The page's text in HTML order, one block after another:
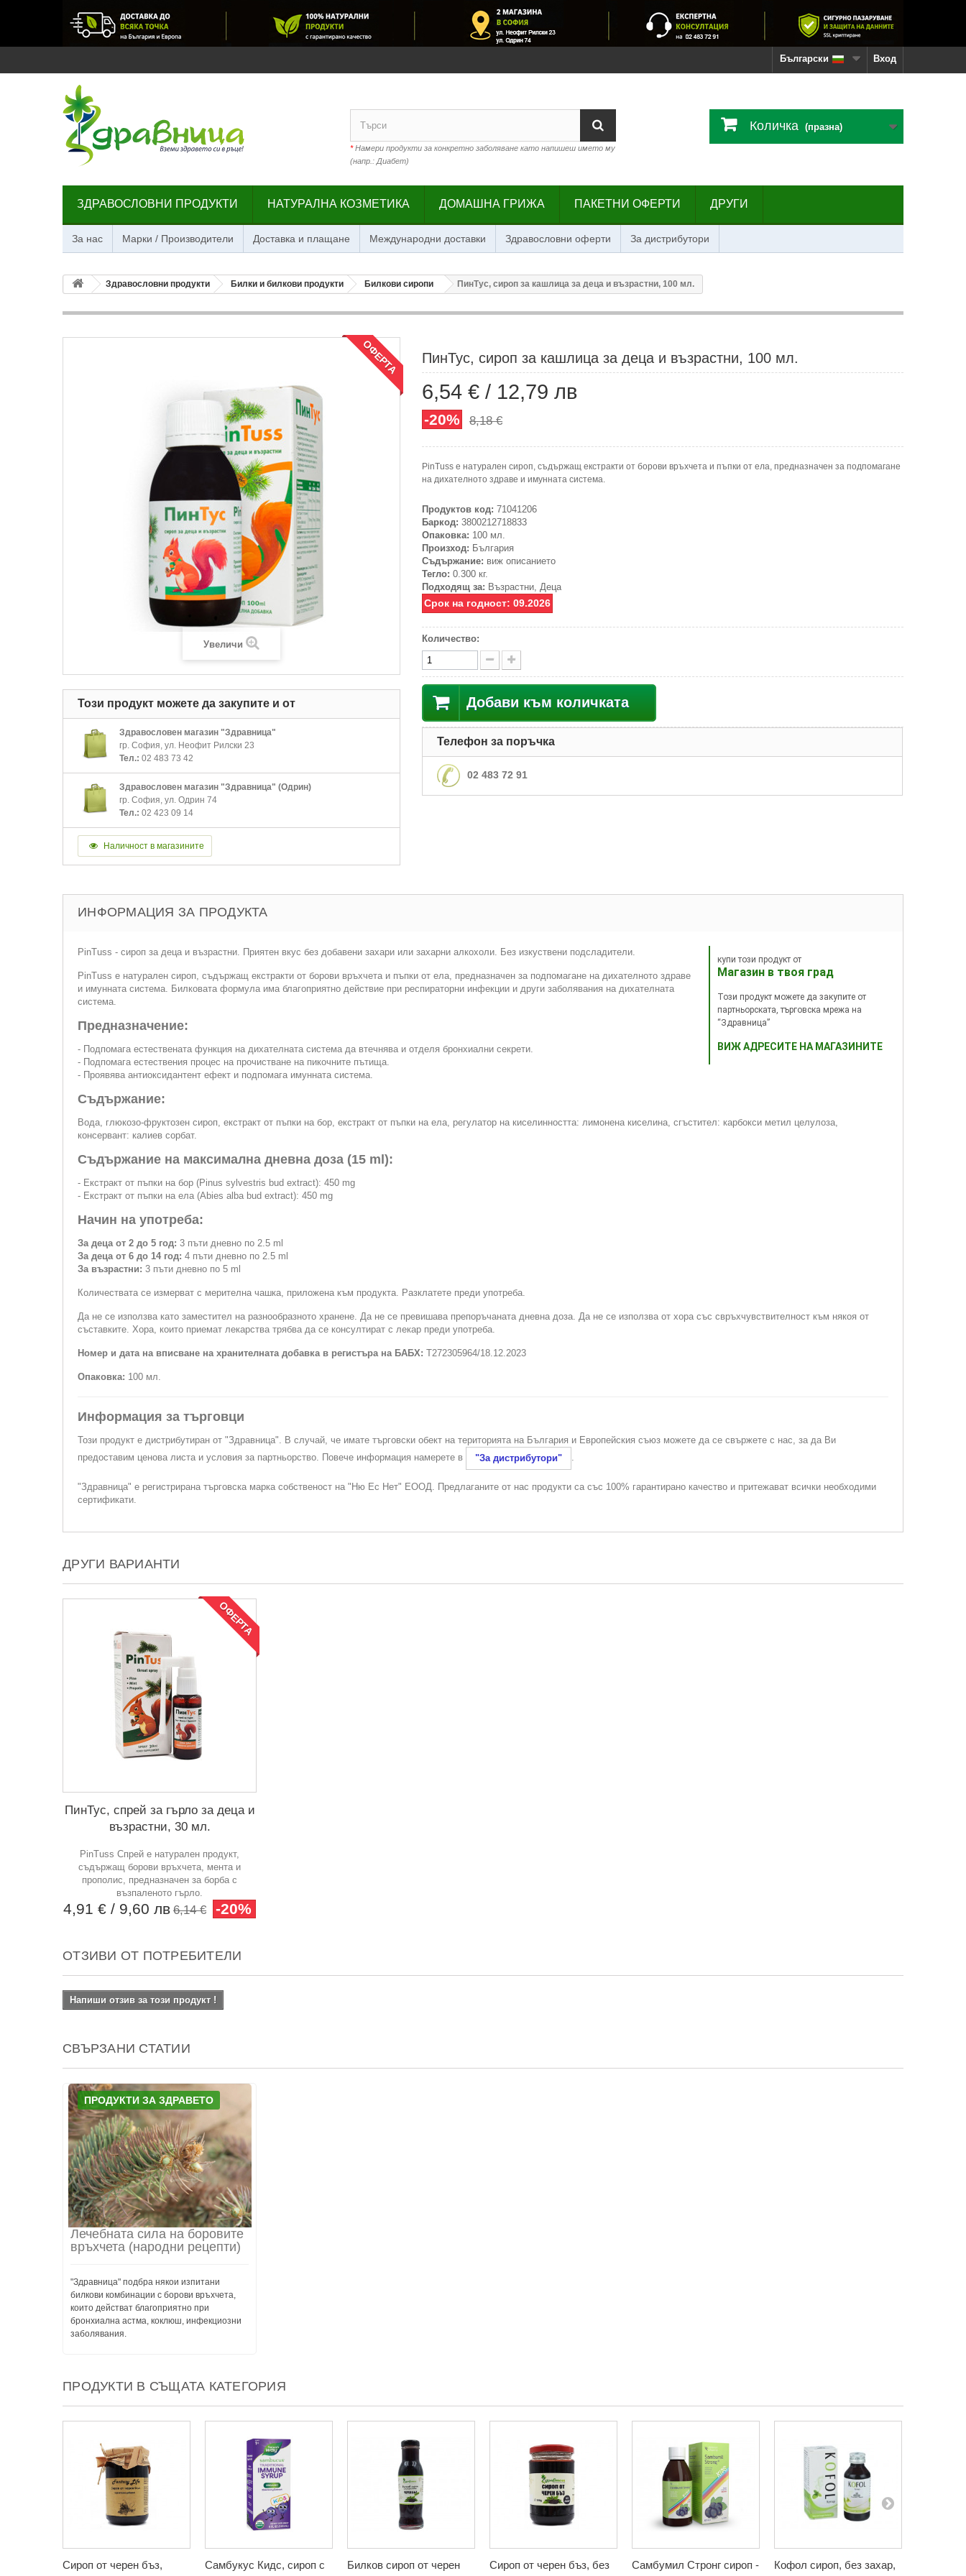
Вход
Български
*Намери продукти за конкретно заболяване като напишеш името му
(напр.: Диабет)
Количка (празна)
ЗДРАВОСЛОВНИ ПРОДУКТИ НАТУРАЛНА КОЗМЕТИКА ДОМАШНА ГРИЖА ПАКЕТНИ ОФЕРТИ ДРУГИ
За нас Марки / Производители Доставка и плащане Международни доставки Здравословни оферти За дистрибутори
Здравословни продукти Билки и билкови продукти Билкови сиропи ПинТус, сироп за кашлица за деца и възрастни, 100 мл.
ОФЕРТА
Увеличи
Този продукт можете да закупите и от
Здравословен магазин "Здравница"
гр. София, ул. Неофит Рилски 23
Тел.: 02 483 73 42
Здравословен магазин "Здравница" (Одрин)
гр. София, ул. Одрин 74
Тел.: 02 423 09 14
Наличност в магазините
ПинТус, сироп за кашлица за деца и възрастни, 100 мл.
6,54 € / 12,79 лв
-20% 8,18 €
PinTuss е натурален сироп, съдържащ екстракти от борови връхчета и пъпки от ела, предназначен за подпомагане
на дихателното здраве и имунната система.
Продуктов код: 71041206
Баркод: 3800212718833
Опаковка: 100 мл.
Произход: България
Съдържание: виж описанието
Тегло: 0.300 кг.
Подходящ за: Възрастни, Деца
Срок на годност: 09.2026
Количество:
Добави към количката
Телефон за поръчка
02 483 72 91
ИНФОРМАЦИЯ ЗА ПРОДУКТА
купи този продукт от
Магазин в твоя град
Този продукт можете да закупите от
партньорската, търговска мрежа на
“Здравница”
ВИЖ АДРЕСИТЕ НА МАГАЗИНИТЕ
PinTuss - сироп за деца и възрастни. Приятен вкус без добавени захари или захарни алкохоли. Без изкуствени подсладители.
PinTuss е натурален сироп, съдържащ екстракти от борови връхчета и пъпки от ела, предназначен за подпомагане на дихателното здраве
и имунната система. Билковата формула има благоприятно действие при респираторни инфекции и други заболявания на дихателната
система.
Предназначение:
- Подпомага естествената функция на дихателната система да втечнява и отделя бронхиални секрети.
- Подпомага естествения процес на прочистване на пикочните пътища.
- Проявява антиоксидантент ефект и подпомага имунната система.
Съдържание:
Вода, глюкозо-фруктозен сироп, екстракт от пъпки на бор, екстракт от пъпки на ела, регулатор на киселинността: лимонена киселина, сгъстител: карбокси метил целулоза,
консервант: калиев сорбат.
Съдържание на максимална дневна доза (15 ml):
- Екстракт от пъпки на бор (Pinus sylvestris bud extract): 450 mg
- Екстракт от пъпки на ела (Abies alba bud extract): 450 mg
Начин на употреба:
За деца от 2 до 5 год: 3 пъти дневно по 2.5 ml
За деца от 6 до 14 год: 4 пъти дневно по 2.5 ml
За възрастни: 3 пъти дневно по 5 ml
Количествата се измерват с мерителна чашка, приложена към продукта. Разклатете преди употреба.
Да не се използва като заместител на разнообразното хранене. Да не се превишава препоръчаната дневна доза. Да не се използва от хора със свръхчувствителност към някоя от
съставките. Хора, които приемат лекарства трябва да се консултират с лекар преди употреба.
Номер и дата на вписване на хранителната добавка в регистъра на БАБХ: Т272305964/18.12.2023
Опаковка: 100 мл.
Информация за търговци
Този продукт е дистрибутиран от "Здравница". В случай, че имате търговски обект на територията на България и Европейския съюз можете да се свържете с нас, за да Ви
предоставим ценова листа и условия за партньорство. Повече информация намерете в
"За дистрибутори" .
"Здравница" е регистрирана търговска марка собственост на "Ню Ес Нет" ЕООД. Предлаганите от нас продукти са със 100% гарантирано качество и притежават всички необходими
сертификати.
ДРУГИ ВАРИАНТИ
ОФЕРТА
ПинТус, спрей за гърло за деца и
възрастни, 30 мл.
PinTuss Спрей е натурален продукт,
съдържащ борови връхчета, мента и
прополис, предназначен за борба с
възпаленото гърло.
4,91 € / 9,60 лв 6,14 € -20%
ОТЗИВИ ОТ ПОТРЕБИТЕЛИ
Напиши отзив за този продукт !
СВЪРЗАНИ СТАТИИ
ПРОДУКТИ ЗА ЗДРАВЕТО
Лечебната сила на боровите
връхчета (народни рецепти)
"Здравница" подбра някои изпитани
билкови комбинации с борови връхчета,
които действат благоприятно при
бронхиална астма, коклюш, инфекциозни
заболявания.
ПРОДУКТИ В СЪЩАТА КАТЕГОРИЯ
Сироп от черен бъз,
Самбукус Кидс, сироп с
Билков сироп от черен
Сироп от черен бъз, без
Самбумил Стронг сироп -
Кофол сироп, без захар,